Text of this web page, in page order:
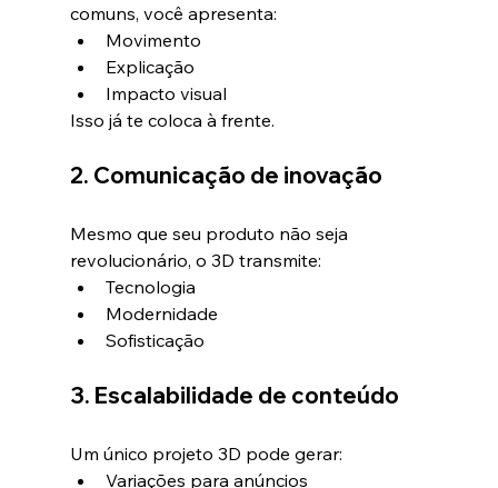
comuns, você apresenta:
Movimento
Explicação
Impacto visual
Isso já te coloca à frente.
2. Comunicação de inovação
Mesmo que seu produto não seja
revolucionário, o 3D transmite:
Tecnologia
Modernidade
Sofisticação
3. Escalabilidade de conteúdo
Um único projeto 3D pode gerar:
Variações para anúncios